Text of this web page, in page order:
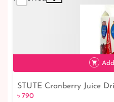
৳ 790
STUTE Cranberry Juice
৳ 790